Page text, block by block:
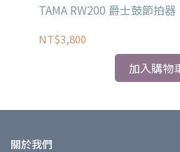
TAMA RW200 爵士鼓節拍器
NT$3,800
加入購物
關於我們